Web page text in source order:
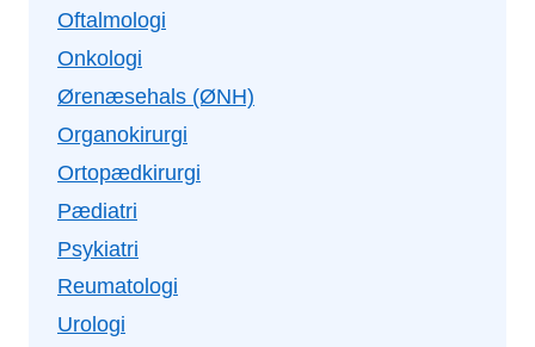
Oftalmologi
Onkologi
Ørenæsehals (ØNH)
Organokirurgi
Ortopædkirurgi
Pædiatri
Psykiatri
Reumatologi
Urologi